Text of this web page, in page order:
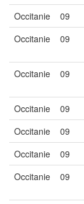
Occitanie
09
Occitanie
09
Occitanie 09
Occitanie 09
Occitanie
09
Occitanie
09
Occitanie
09